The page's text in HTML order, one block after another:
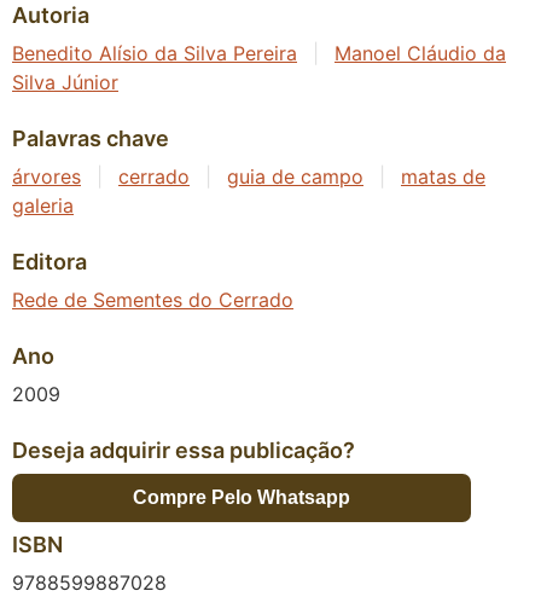
Autoria
Benedito Alísio da Silva Pereira
Manoel Cláudio da
Silva Júnior
Palavras chave
árvores cerrado guia de campo
matas de
galeria
Editora
Rede de Sementes do Cerrado
Ano
2009
Deseja adquirir essa publicação?
Compre Pelo Whatsapp
ISBN
9788599887028